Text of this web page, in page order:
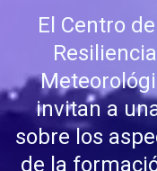
El Centro
invitan a
sobre los
de la